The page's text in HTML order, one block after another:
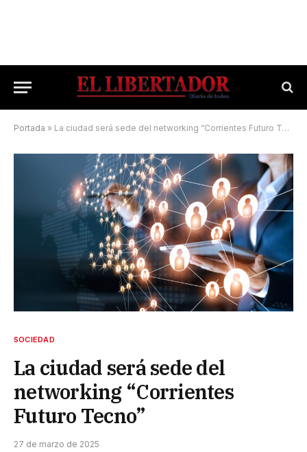
Portada » La ciudad será sede del networking “Corrientes Futuro Tecno”
SOCIEDAD
La ciudad será sede del
networking “Corrientes
Futuro Tecno”
27 de marzo de 2025